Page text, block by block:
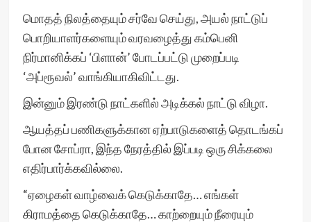
மொதத் நிலத்தையும் சர்வே செய்து, அயல் நாட்டுப்
பொறியாளர்களையும் வரவழைத்து கம்பெனி
நிர்மானிக்கப் ‘பிளான்’ போடப்பட்டு முறைப்படி
‘அப்ரூவல்’ வாங்கியாகிவிட்டது.
இன்னும் இரண்டு நாட்களில் அடிக்கல் நாட்டு விழா.
ஆயத்தப் பணிகளுக்கான ஏற்பாடுகளைத் தொடங்கப்
போன சோப்ரா, இந்த நேரத்தில் இப்படி ஒரு சிக்கலை
எதிர்பார்க்கவில்லை.
“ஏழைகள் வாழ்வைக் கெடுக்காதே… எங்கள்
கிராமத்தை கெடுக்காதே… காற்றையும் நீரையும்